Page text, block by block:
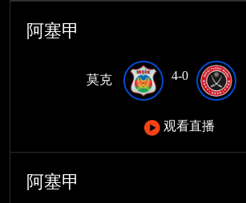
阿塞甲
莫克 4-0
观看直播
阿塞甲